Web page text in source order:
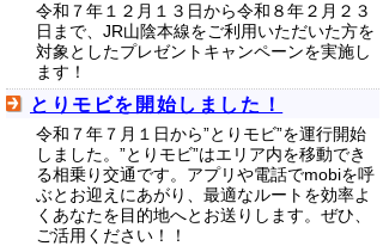
令和７年１２月１３日から令和８年２月２３
日まで、JR山陰本線をご利用いただいた方を
対象としたプレゼントキャンペーンを実施し
ます！
とりモビを開始しました！
令和７年７月１日から”とりモビ”を運行開始
しました。”とりモビ”はエリア内を移動でき
る相乗り交通です。アプリや電話でmobiを呼
ぶとお迎えにあがり、最適なルートを効率よ
くあなたを目的地へとお送りします。ぜひ、
ご活用ください！！